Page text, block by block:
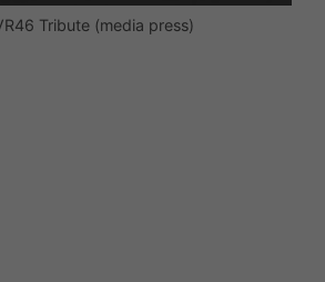
Tribute (media press)